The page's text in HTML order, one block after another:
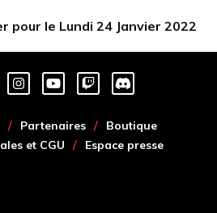
pour le Lundi 24 Janvier 2022
Partenaires
Boutique
et CGU
Espace presse